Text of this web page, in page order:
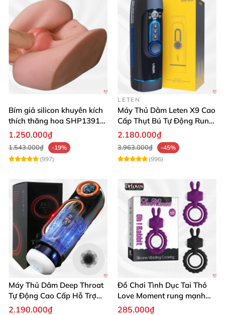
Bím giả silicon khuyên kích
thích thăng hoa SHP1391
ShopHanhPhuc
1.250.000₫
1.543.000₫
-19%
(997)
LETEN
Máy Thủ Dâm Leten X9 Cao
Cấp Thụt Bú Tự Động Rung
Rên
2.180.000₫
3.963.000₫
-45%
(996)
Máy Thủ Dâm Deep Throat
Tự Động Cao Cấp Hỗ Trợ
Gắn Tường
2.190.000₫
Đồ Chơi Tình Dục Tai Thỏ
Love Moment rung mạnh
mẽ êm ái
285.000₫